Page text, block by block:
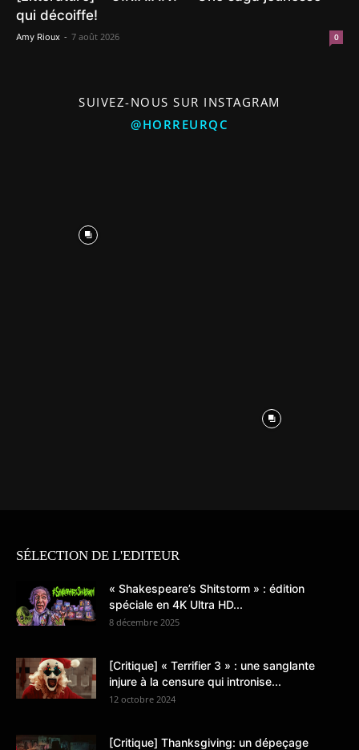
qui décoiffe!
Amy Rioux - 7 août 2026 0
SUIVEZ-NOUS SUR INSTAGRAM
@HORREURQC
SÉLECTION DE L'EDITEUR
« Shakespeare’s Shitstorm » : édition
spéciale en 4K Ultra HD...
8 décembre 2025
[Critique] « Terrifier 3 » : une sanglante
injure à la censure qui intronise...
12 octobre 2024
[Critique] Thanksgiving: un dépeçage